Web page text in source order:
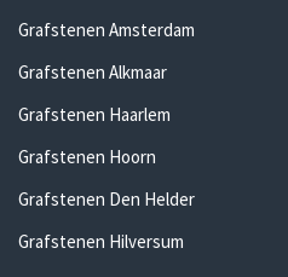
Grafstenen Amsterdam
Grafstenen Alkmaar
Grafstenen Haarlem
Grafstenen Hoorn
Grafstenen Den Helder
Grafstenen Hilversum